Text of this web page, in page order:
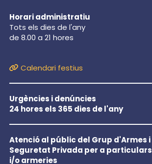
Horari administratiu
Tots els dies de l'any
de 8.00 a 21 hores
Calendari festius
Urgències i denúncies
24 hores els 365 dies de l'any
Atenció al públic del Grup d'Armes i
Seguretat Privada per a particulars
i/o armeries